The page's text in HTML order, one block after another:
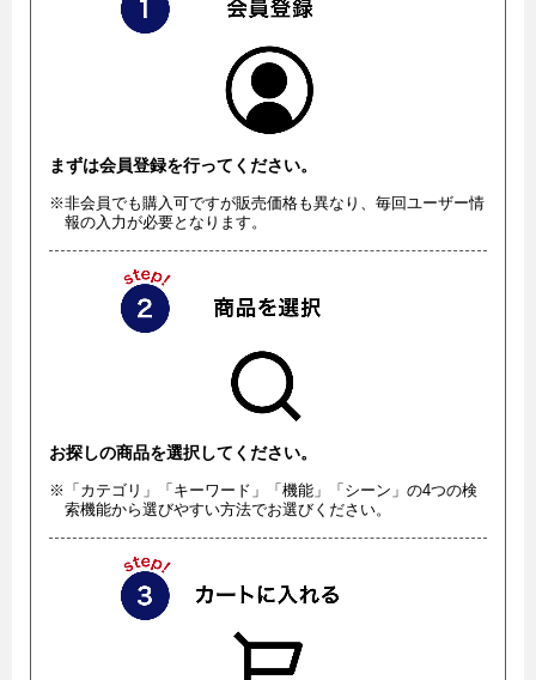
まずは会員登録を行ってください。
※非会員でも購入可ですが販売価格も異なり、毎回ユーザー情
報の入力が必要となります。
お探しの商品を選択してください。
※「カテゴリ」「キーワード」「機能」「シーン」の4つの検
索機能から選びやすい方法でお選びください。